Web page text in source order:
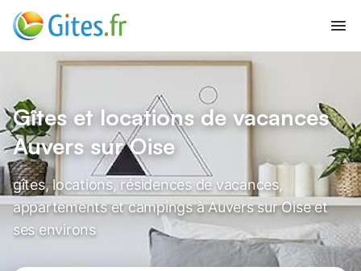
Gîtes et locations de vacances
Auvers sur Oise
gîtes, locations, résidences de vacances,
appartements et campings à Auvers sur Oise et
ses environs